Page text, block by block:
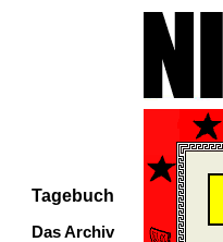
Tagebuch
Das Archiv